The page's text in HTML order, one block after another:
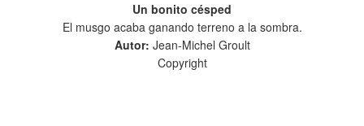
Un bonito césped
El musgo acaba ganando terreno a la sombra.
Autor: Jean-Michel Groult
Copyright